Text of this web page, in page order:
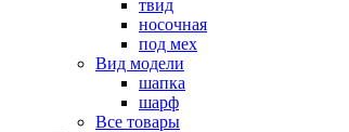
твид
носочная
под мех
Вид модели
шапка
шарф
Все товары